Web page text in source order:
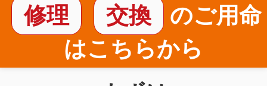
修理
交換
のご用命
はこちらから